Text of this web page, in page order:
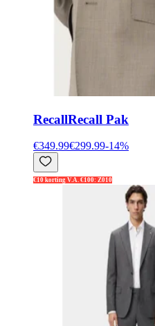
RecallRecall Pak
€349.99€299.99-14%
€10 korting V.A. €100: Z010